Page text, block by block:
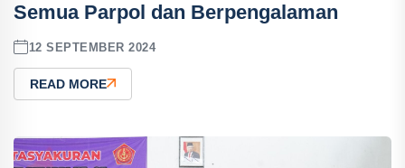
Semua Parpol dan Berpengalaman
12 SEPTEMBER 2024
READ MORE